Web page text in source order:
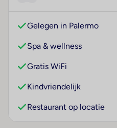
Gelegen in Palermo
Spa & wellness
Gratis WiFi
Kindvriendelijk
Restaurant op locatie